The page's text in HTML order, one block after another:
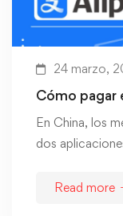
24 marzo,
Cómo pagar
En China, los
dos
Read more